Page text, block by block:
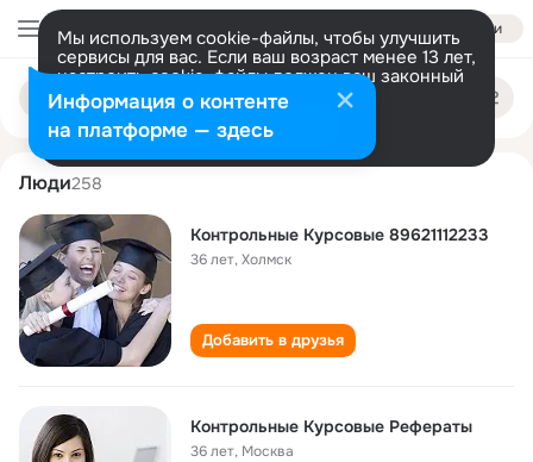
Войти
Мы используем cookie-файлы, чтобы улучшить
сервисы для вас. Если ваш возраст менее 13 лет,
настроить cookie-файлы должен ваш законный
представитель. Больше информации
Разрешить все Настроить
Поиск
людям
kontrolnye kursovye
Люди258
Контрольные Курсовые 89621112233
36 лет,Холмск
Добавить в друзья
Контрольные Курсовые Рефераты
36 лет, Москва
Информация о контенте
на платформе — здесь